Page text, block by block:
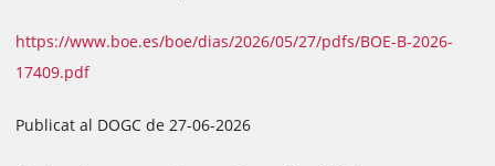
https://www.boe.es/boe/dias/2026/05/27/pdfs/BOE-B-2026-
17409.pdf
Publicat al DOGC de 27-06-2026